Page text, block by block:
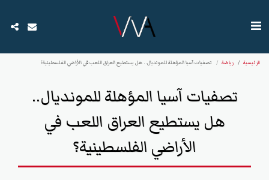
الرئيسية رياضة تصفيات آسيا المؤهلة للمونديال.. هل يستطيع العراق اللعب في الأراضي الفلسطينية؟
تصفيات آسيا المؤهلة للمونديال..
هل يستطيع العراق اللعب في
الأراضي الفلسطينية؟